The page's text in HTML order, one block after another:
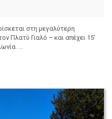
στη μεγαλύτερη
Πλατύ Γιαλό – και απέχει 15’
...